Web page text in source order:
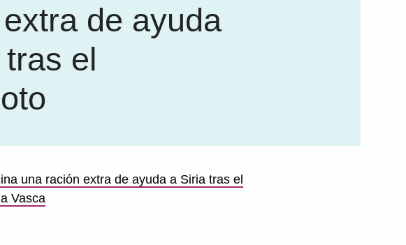
de ayuda
el
una ración extra de ayuda a Siria tras el
Vasca